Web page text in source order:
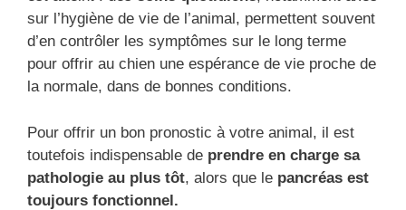
sur l’hygiène de vie de l’animal, permettent souvent
d’en contrôler les symptômes sur le long terme
pour offrir au chien une espérance de vie proche de
la normale, dans de bonnes conditions.
Pour offrir un bon pronostic à votre animal, il est
toutefois indispensable de prendre en charge sa
pathologie au plus tôt, alors que le pancréas est
toujours fonctionnel.